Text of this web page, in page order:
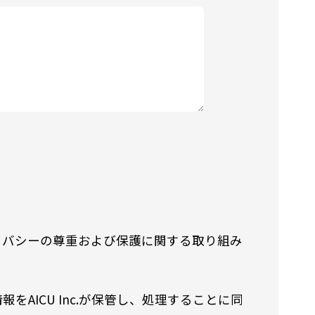
シーの尊重および保護に関する取り組み
をAICU Inc.が保管し、処理することに同